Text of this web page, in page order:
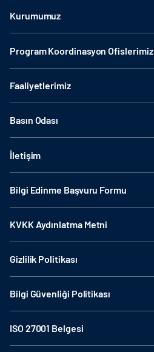
Kurumumuz
Program Koordinasyon Ofislerimiz
Faaliyetlerimiz
Basın Odası
İletişim
Bilgi Edinme Başvuru Formu
KVKK Aydınlatma Metni
Gizlilik Politikası
Bilgi Güvenliği Politikası
ISO 27001 Belgesi